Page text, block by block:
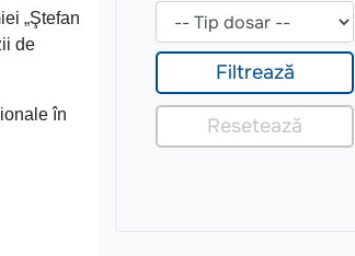
„Ştefan
de
în